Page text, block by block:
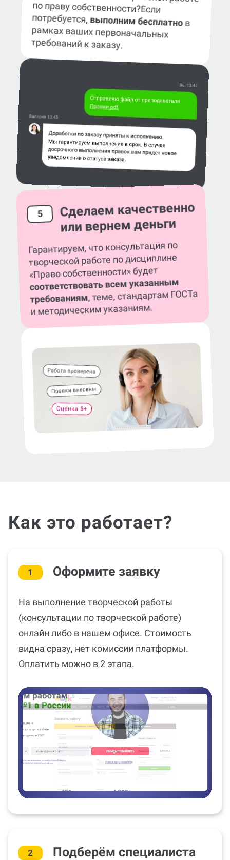
по праву собственности?Если
потребуется, выполним бесплатнов
рамках ваших первоначальных
требований к заказу.
5 Сделаем качественно
или вернем деньги
Гарантируем, что консультация по
творческой работе по дисциплине
«Право собственности» будет
соответствовать всем указанным
требованиям, теме, стандартам ГОСТа
и методическим указаниям.
Как это работает?
1 Оформите заявку
На выполнение творческой работы
(консультации по творческой работе)
онлайн либо в нашем офисе. Стоимость
видна сразу, нет комиссии платформы.
Оплатить можно в 2 этапа.
2 Подберём специалиста